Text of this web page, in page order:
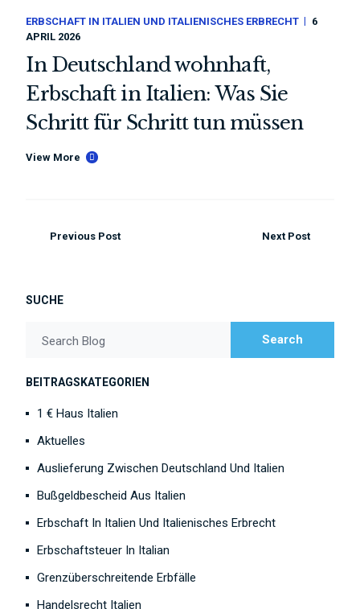
ERBSCHAFT IN ITALIEN UND ITALIENISCHES ERBRECHT
6
APRIL 2026
In Deutschland wohnhaft,
Erbschaft in Italien: Was Sie
Schritt für Schritt tun müssen
View More
Previous Post Next Post
SUCHE
Search Blog Search
BEITRAGSKATEGORIEN
1 € Haus Italien
Aktuelles
Auslieferung Zwischen Deutschland Und Italien
Bußgeldbescheid Aus Italien
Erbschaft In Italien Und Italienisches Erbrecht
Erbschaftsteuer In Italian
Grenzüberschreitende Erbfälle
Handelsrecht Italien